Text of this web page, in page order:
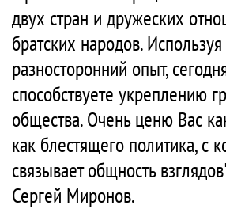
двух стран и дружеских
братских народов.
разносторонний опыт,
способствуете укреплению
общества. Очень ценю Вас
как блестящего политика, с
связывает общность
Сергей Миронов.